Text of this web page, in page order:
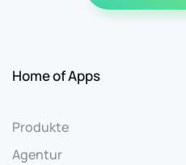
Home of Apps
Produkte
Agentur